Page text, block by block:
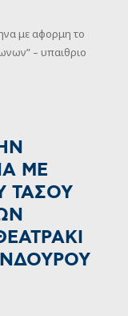
με αφορμη το
– υπαιθριο
ΜΕ
ΤΑΣΟΥ